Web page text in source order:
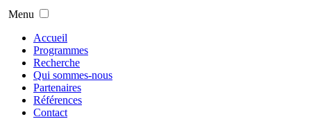
Menu
Accueil
Programmes
Recherche
Qui sommes-nous
Partenaires
Références
Contact